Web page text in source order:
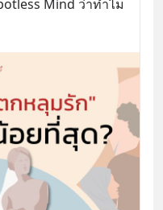
Mind ว่าทำไม